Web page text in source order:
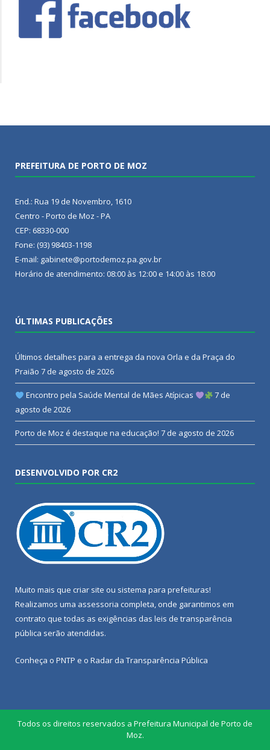
PREFEITURA DE PORTO DE MOZ
End.: Rua 19 de Novembro, 1610
Centro - Porto de Moz - PA
CEP: 68330-000
Fone: (93) 98403-1198
E-mail: gabinete@portodemoz.pa.gov.br
Horário de atendimento: 08:00 às 12:00 e 14:00 às 18:00
ÚLTIMAS PUBLICAÇÕES
Últimos detalhes para a entrega da nova Orla e da Praça do
Praião 7 de agosto de 2026
Encontro pela Saúde Mental de Mães Atípicas
7 de
agosto de 2026
Porto de Moz é destaque na educação! 7 de agosto de 2026
DESENVOLVIDO POR CR2
Muito mais que criar site ou sistema para prefeituras!
Realizamos uma assessoria completa, onde garantimos em
contrato que todas as exigências das leis de transparência
pública serão atendidas.
Conheça o PNTP e o Radar da Transparência Pública
Todos os direitos reservados a Prefeitura Municipal de Porto de
Moz.